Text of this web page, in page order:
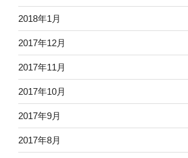
2018年1月
2017年12月
2017年11月
2017年10月
2017年9月
2017年8月